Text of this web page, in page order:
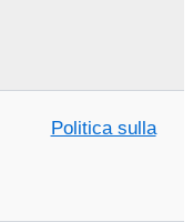
Politica sulla